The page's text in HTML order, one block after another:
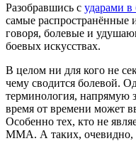
Разобравшись с ударами в
самые
говоря, болевые и
боевых искусствах.
В целом ни для кого не
чему сводится болевой.
терминология, напрямую
время от времени может
Особенно тех, кто не
ММА. А таких, очевидно,